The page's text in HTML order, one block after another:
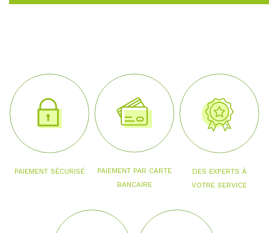
PAIEMENT SÉCURISÉ
PAIEMENT PAR CARTE
BANCAIRE
DES EXPERTS À
VOTRE SERVICE